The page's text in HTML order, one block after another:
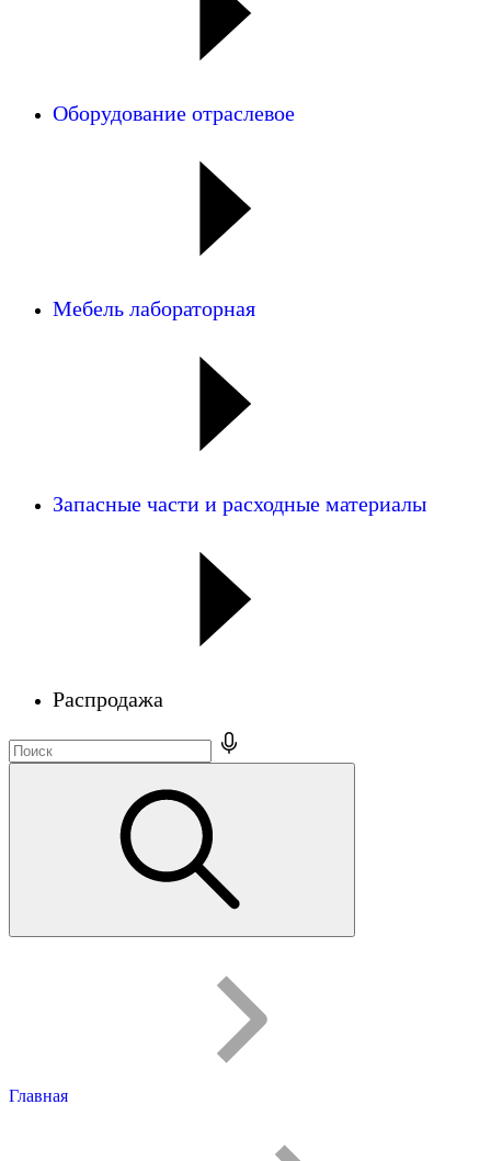
Оборудование отраслевое
Мебель лабораторная
Запасные части и расходные материалы
Распродажа
Главная